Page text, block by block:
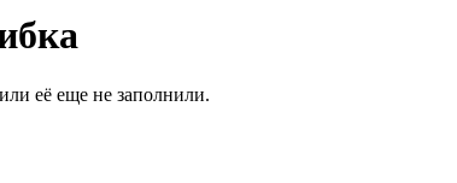
её еще не заполнили.